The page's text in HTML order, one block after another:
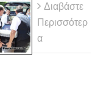
Διαβάστε
Περισσότερ
α